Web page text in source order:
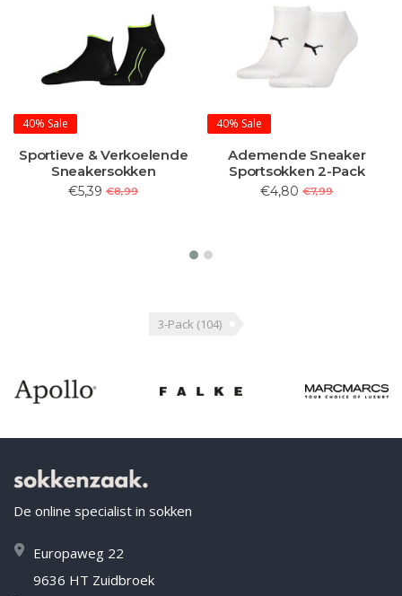
40% Sale
Sportieve & Verkoelende
Sneakersokken
€5,39 €8,99
40% Sale
Ademende Sneaker
Sportsokken 2-Pack
€4,80 €7,99
3-Pack (104)
De online specialist in sokken
Europaweg 22
9636 HT Zuidbroek